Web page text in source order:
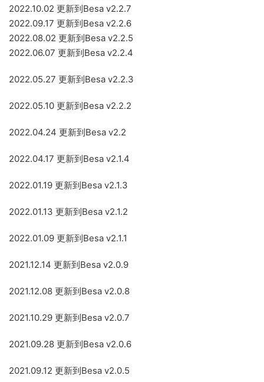
2022.10.02 更新到Besa v2.2.7
2022.09.17 更新到Besa v2.2.6
2022.08.02 更新到Besa v2.2.5
2022.06.07 更新到Besa v2.2.4
2022.05.27 更新到Besa v2.2.3
2022.05.10 更新到Besa v2.2.2
2022.04.24 更新到Besa v2.2
2022.04.17 更新到Besa v2.1.4
2022.01.19 更新到Besa v2.1.3
2022.01.13 更新到Besa v2.1.2
2022.01.09 更新到Besa v2.1.1
2021.12.14 更新到Besa v2.0.9
2021.12.08 更新到Besa v2.0.8
2021.10.29 更新到Besa v2.0.7
2021.09.28 更新到Besa v2.0.6
2021.09.12 更新到Besa v2.0.5